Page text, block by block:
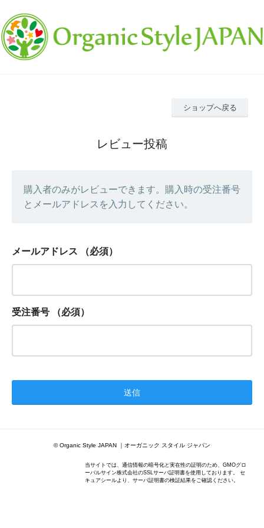
ショップへ戻る
レビュー投稿
購入者のみがレビューできます。購入時の受注番号
とメールアドレスを入力してください。
メールアドレス （必須）
受注番号 （必須）
© Organic Style JAPAN ｜オーガニック スタイル ジャパン
当サイトでは、通信情報の暗号化と実在性の証明のため、GMOグロ
ーバルサイン株式会社のSSLサーバ証明書を使用しております。 セ
キュアシールより、サーバ証明書の検証結果をご確認ください。